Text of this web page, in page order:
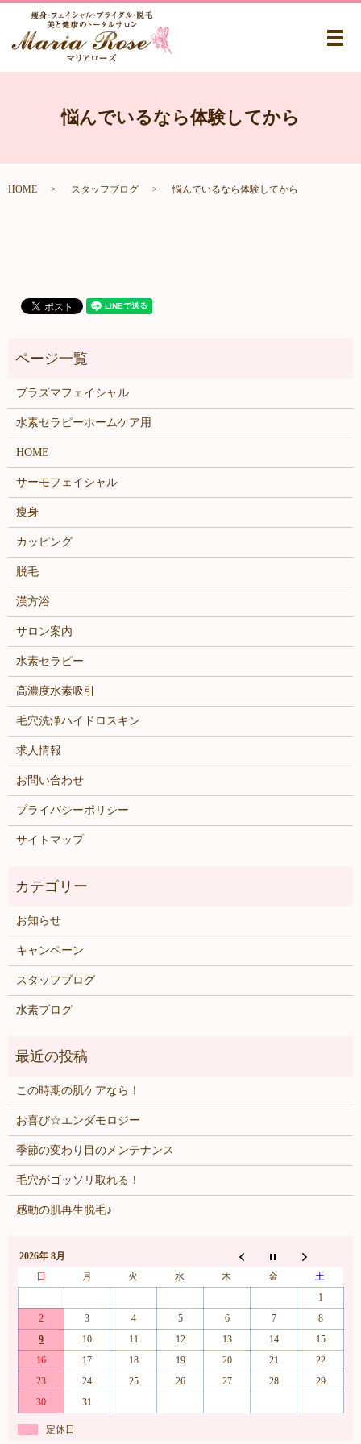
メ
悩んでいるなら体験してから
HOME スタッフブログ 悩んでいるなら体験してから
プラズマフェイシャル
水素セラピーホームケア用
HOME
サーモフェイシャル
痩身
カッピング
脱毛
漢方浴
サロン案内
水素セラピー
高濃度水素吸引
毛穴洗浄ハイドロスキン
求人情報
お問い合わせ
プライバシーポリシー
サイトマップ
お知らせ
キャンペーン
スタッフブログ
水素ブログ
この時期の肌ケアなら！
お喜び☆エンダモロジー
季節の変わり目のメンテナンス
毛穴がゴッソリ取れる！
感動の肌再生脱毛♪
2026年 8月
日
月 火 水 木 金
土
1
2
3 4 5 6 7
8
9
10 11 12 13 14
15
16
17 18 19 20 21
22
23
24 25 26 27 28
29
30
31
定休日